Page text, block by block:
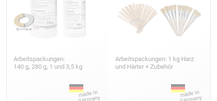
Arbeitspackungen:
140 g, 280 g, 1 und 3,5 kg
Arbeitspackungen: 1 kg Harz
und Härter + Zubehör